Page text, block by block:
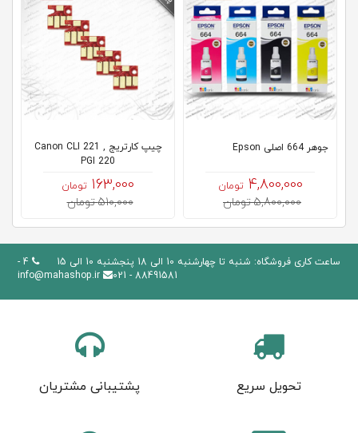
جوهر 664 اصلی Epson
4,800,000 تومان
5,800,000 تومان
چیپ کارتریج Canon CLI 221 ,
PGI 220
163,000 تومان
510,000 تومان
ساعت کاری فروشگاه: شنبه تا چهارشنبه 10 الی 18 پنجشنبه 10 الی 15
4 -
88491581 - 021
info@mahashop.ir
تحویل سریع پشتیبانی مشتریان